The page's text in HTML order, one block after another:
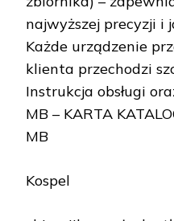
najwyższej precyzji i
Każde urządzenie
klienta przechodzi
Instrukcja obsługi
MB – KARTA
MB
Kospel